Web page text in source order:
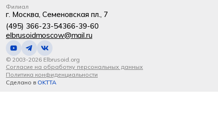
Филиал
г. Москва, Семеновская пл., 7
(495) 366-23-54366-39-60
elbrusoidmoscow@mail.ru
© 2003-2026 Elbrusoid.org
Согласие на обработку персональных данных
Политика конфиденциальности
Сделано в OKTTA